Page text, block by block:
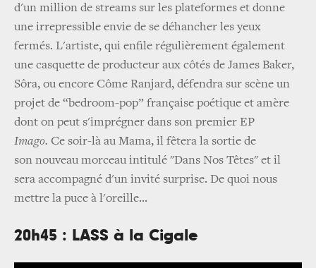
d'un million de streams sur les plateformes et donne
une irrepressible envie de se déhancher les yeux
fermés. L'artiste, qui enfile régulièrement également
une casquette de producteur aux côtés de James Baker,
Sôra, ou encore Côme Ranjard, défendra sur scène un
projet de “bedroom-pop” française poétique et amère
dont on peut s'imprégner dans son premier EP
Imago. Ce soir-là au Mama, il fêtera la sortie de
son nouveau morceau intitulé "Dans Nos Têtes" et il
sera accompagné d'un invité surprise. De quoi nous
mettre la puce à l'oreille...
20h45 : LASS à la Cigale